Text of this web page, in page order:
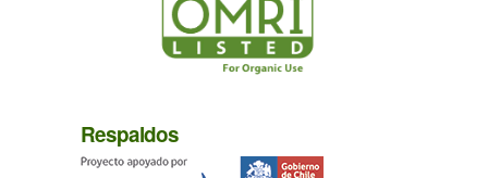
Respaldos